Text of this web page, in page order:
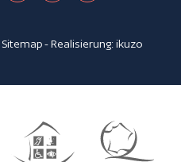
Sitemap- Realisierung:ikuzo